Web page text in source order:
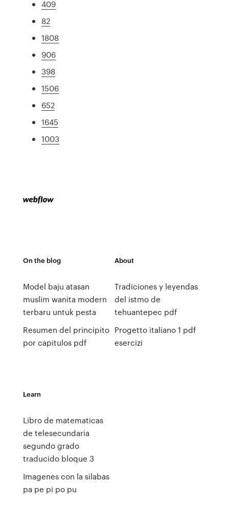
409
82
1808
906
398
1506
652
1645
1003
On the blog
Model baju atasan
muslim wanita modern
terbaru untuk pesta
Resumen del principito
por capitulos pdf
About
Tradiciones y leyendas
del istmo de
tehuantepec pdf
Progetto italiano 1 pdf
esercizi
Learn
Libro de matematicas
de telesecundaria
segundo grado
traducido bloque 3
Imagenes con la silabas
pa pe pi po pu